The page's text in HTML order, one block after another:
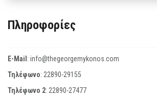
Πληροφορίες
E-Mail: info@thegeorgemykonos.com
Τηλέφωνο: 22890-29155
Τηλέφωνο 2: 22890-27477